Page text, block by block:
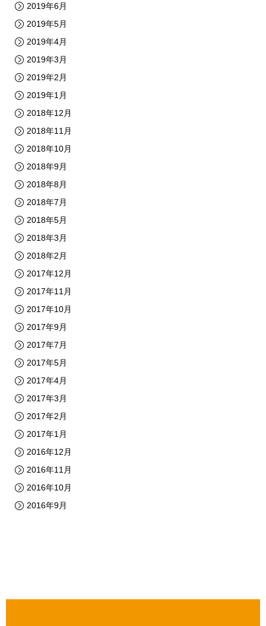
2019年6月
2019年5月
2019年4月
2019年3月
2019年2月
2019年1月
2018年12月
2018年11月
2018年10月
2018年9月
2018年8月
2018年7月
2018年5月
2018年3月
2018年2月
2017年12月
2017年11月
2017年10月
2017年9月
2017年7月
2017年5月
2017年4月
2017年3月
2017年2月
2017年1月
2016年12月
2016年11月
2016年10月
2016年9月